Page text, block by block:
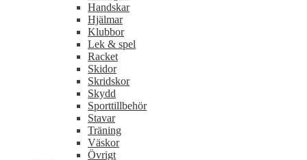
Handskar
Hjälmar
Klubbor
Lek & spel
Racket
Skidor
Skridskor
Skydd
Sporttillbehör
Stavar
Träning
Väskor
Övrigt